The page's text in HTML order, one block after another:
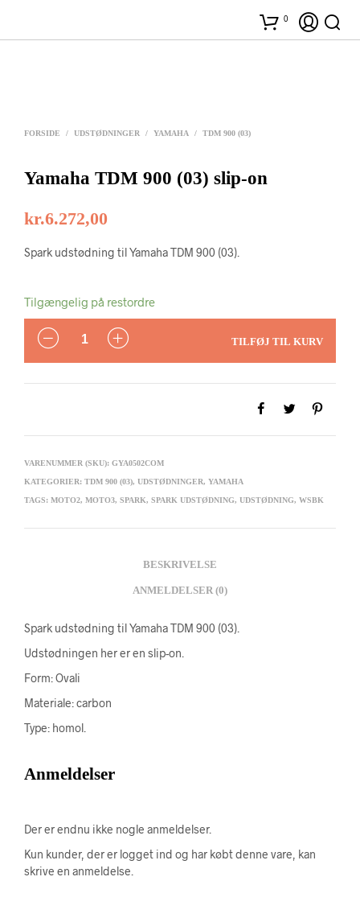
0
FORSIDE / UDSTØDNINGER / YAMAHA / TDM 900 (03)
Yamaha TDM 900 (03) slip-on
kr.6.272,00
Spark udstødning til Yamaha TDM 900 (03).
Tilgængelig på restordre
ANTAL
TILFØJ TIL KURV
VARENUMMER (SKU): GYA0502COM
KATEGORIER: TDM 900 (03), UDSTØDNINGER, YAMAHA
TAGS: MOTO2, MOTO3, SPARK, SPARK UDSTØDNING, UDSTØDNING, WSBK
BESKRIVELSE
ANMELDELSER (0)
Spark udstødning til Yamaha TDM 900 (03).
Udstødningen her er en slip-on.
Form: Ovali
Materiale: carbon
Type: homol.
Anmeldelser
Der er endnu ikke nogle anmeldelser.
Kun kunder, der er logget ind og har købt denne vare, kan
skrive en anmeldelse.